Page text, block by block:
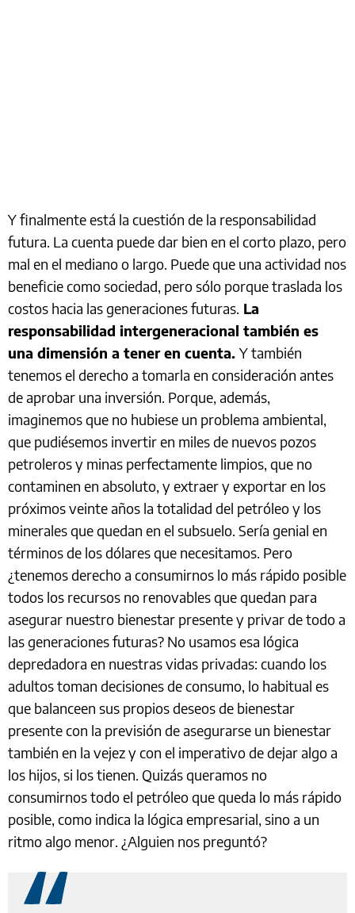
Y finalmente está la cuestión de la responsabilidad
futura. La cuenta puede dar bien en el corto plazo, pero
mal en el mediano o largo. Puede que una actividad nos
beneficie como sociedad, pero sólo porque traslada los
costos hacia las generaciones futuras. La
responsabilidad intergeneracional también es
una dimensión a tener en cuenta. Y también
tenemos el derecho a tomarla en consideración antes
de aprobar una inversión. Porque, además,
imaginemos que no hubiese un problema ambiental,
que pudiésemos invertir en miles de nuevos pozos
petroleros y minas perfectamente limpios, que no
contaminen en absoluto, y extraer y exportar en los
próximos veinte años la totalidad del petróleo y los
minerales que quedan en el subsuelo. Sería genial en
términos de los dólares que necesitamos. Pero
¿tenemos derecho a consumirnos lo más rápido posible
todos los recursos no renovables que quedan para
asegurar nuestro bienestar presente y privar de todo a
las generaciones futuras? No usamos esa lógica
depredadora en nuestras vidas privadas: cuando los
adultos toman decisiones de consumo, lo habitual es
que balanceen sus propios deseos de bienestar
presente con la previsión de asegurarse un bienestar
también en la vejez y con el imperativo de dejar algo a
los hijos, si los tienen. Quizás queramos no
consumirnos todo el petróleo que queda lo más rápido
posible, como indica la lógica empresarial, sino a un
ritmo algo menor. ¿Alguien nos preguntó?